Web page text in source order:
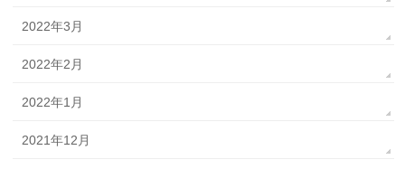
2022年3月
2022年2月
2022年1月
2021年12月